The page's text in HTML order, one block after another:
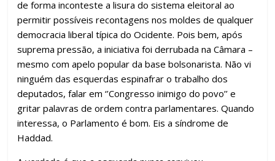
de forma inconteste a lisura do sistema eleitoral ao
permitir possíveis recontagens nos moldes de qualquer
democracia liberal típica do Ocidente. Pois bem, após
suprema pressão, a iniciativa foi derrubada na Câmara –
mesmo com apelo popular da base bolsonarista. Não vi
ninguém das esquerdas espinafrar o trabalho dos
deputados, falar em ‘’Congresso inimigo do povo’’ e
gritar palavras de ordem contra parlamentares. Quando
interessa, o Parlamento é bom. Eis a síndrome de
Haddad.